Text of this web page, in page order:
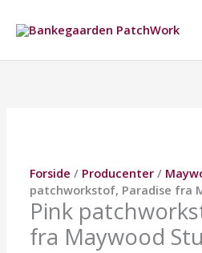
indholdet
Forside / Producenter /
patchworkstof, Paradise fra
Pink
fra Maywood
antal